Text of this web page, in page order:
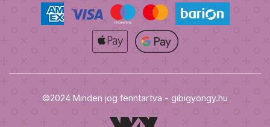
©2024 Minden jog fenntartva - gibigyongy.hu